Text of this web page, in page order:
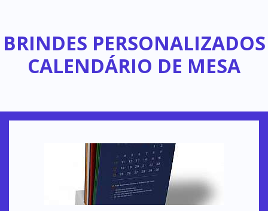
BRINDES PERSONALIZADOS
CALENDÁRIO DE MESA